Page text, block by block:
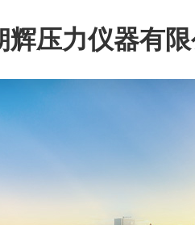
辉压力仪器有